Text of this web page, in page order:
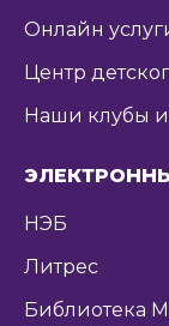
Онлайн
Центр
Наши клубы
НЭБ
Литрес
Библиотека